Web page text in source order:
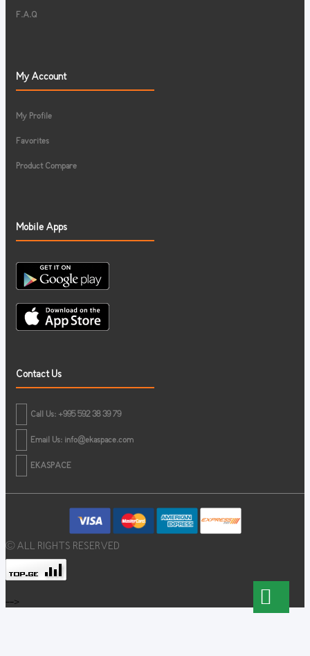
F.A.Q
My Account
My Profile
Favorites
Product Compare
Mobile Apps
Contact Us
Call Us: +995 592 38 39 79
Email Us: info@ekaspace.com
EKASPACE
© ALL RIGHTS RESERVED
-->